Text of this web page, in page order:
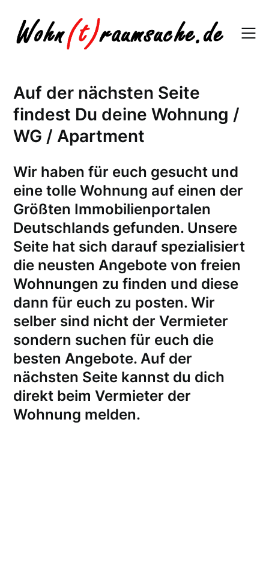
content
Auf der nächsten Seite
findest Du deine Wohnung /
WG / Apartment
Wir haben für euch gesucht und
eine tolle Wohnung auf einen der
Größten Immobilienportalen
Deutschlands gefunden. Unsere
Seite hat sich darauf spezialisiert
die neusten Angebote von freien
Wohnungen zu finden und diese
dann für euch zu posten. Wir
selber sind nicht der Vermieter
sondern suchen für euch die
besten Angebote. Auf der
nächsten Seite kannst du dich
direkt beim Vermieter der
Wohnung melden.